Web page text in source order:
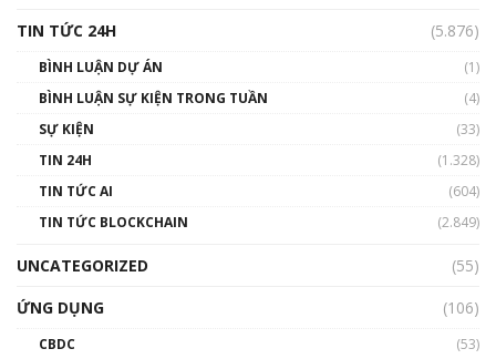
TIN TỨC 24H
(5.876)
BÌNH LUẬN DỰ ÁN
(1)
BÌNH LUẬN SỰ KIỆN TRONG TUẦN
(4)
SỰ KIỆN
(33)
TIN 24H
(1.328)
TIN TỨC AI
(604)
TIN TỨC BLOCKCHAIN
(2.849)
UNCATEGORIZED
(55)
ỨNG DỤNG
(106)
CBDC (53)